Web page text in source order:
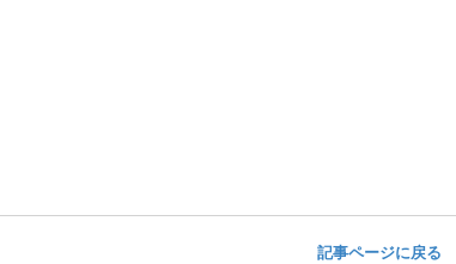
記事ページに戻る